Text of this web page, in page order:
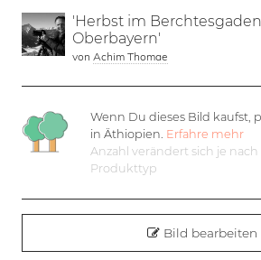
'Herbst im
Oberbayern'
von Achim Thomae
Wenn Du dieses Bild kaufst,
in Äthiopien. Erfahre mehr
Anzahl verändert sich je
Produkttyp
Bild bearbeiten